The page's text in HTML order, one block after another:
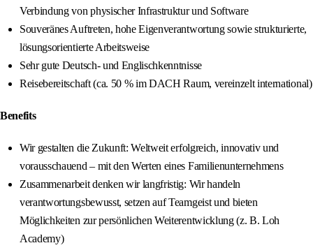
Verbindung von physischer Infrastruktur und Software
Souveränes Auftreten, hohe Eigenverantwortung sowie strukturierte,
lösungsorientierte Arbeitsweise
Sehr gute Deutsch- und Englischkenntnisse
Reisebereitschaft (ca. 50 % im DACH Raum, vereinzelt international)
Benefits
Wir gestalten die Zukunft: Weltweit erfolgreich, innovativ und
vorausschauend – mit den Werten eines Familienunternehmens
Zusammenarbeit denken wir langfristig: Wir handeln
verantwortungsbewusst, setzen auf Teamgeist und bieten
Möglichkeiten zur persönlichen Weiterentwicklung (z. B. Loh
Academy)